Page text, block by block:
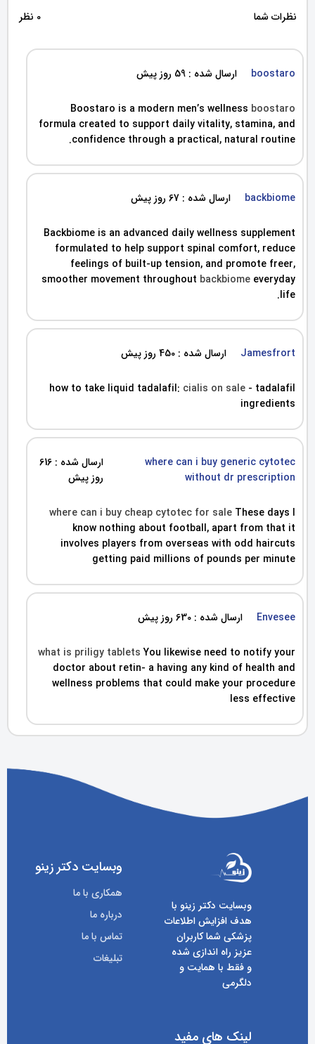
نظرات شما 0 نظر
boostaro ارسال شده : 59 روز پیش
Boostaro is a modern men’s wellness boostaro
formula created to support daily vitality, stamina, and
confidence through a practical, natural routine.
backbiome ارسال شده : 67 روز پیش
Backbiome is an advanced daily wellness supplement
formulated to help support spinal comfort, reduce
feelings of built-up tension, and promote freer,
smoother movement throughout backbiome everyday
life.
Jamesfrort ارسال شده : 450 روز پیش
how to take liquid tadalafil: cialis on sale - tadalafil
ingredients
where can i buy generic cytotec
without dr prescription
ارسال شده : 616
روز پیش
where can i buy cheap cytotec for sale These days I
know nothing about football, apart from that it
involves players from overseas with odd haircuts
getting paid millions of pounds per minute
Envesee ارسال شده : 630 روز پیش
what is priligy tabletsYou likewise need to notify your
doctor about retin- a having any kind of health and
wellness problems that could make your procedure
less effective
وبسایت دکتر زینو با
هدف افزایش اطلاعات
پزشکی شما کاربران
عزیز راه اندازی شده
و فقط با همایت و
دلگرمی
وبسایت دکتر زینو
همکاری با ما
درباره ما
تماس با ما
تبلیغات
لینک های مفید